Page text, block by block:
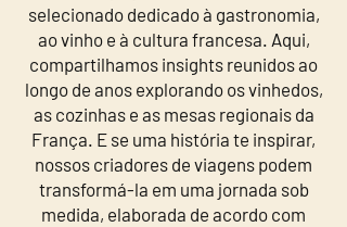
selecionado dedicado à gastronomia,
ao vinho e à cultura francesa. Aqui,
compartilhamos insights reunidos ao
longo de anos explorando os vinhedos,
as cozinhas e as mesas regionais da
França. E se uma história te inspirar,
nossos criadores de viagens podem
transformá-la em uma jornada sob
medida, elaborada de acordo com